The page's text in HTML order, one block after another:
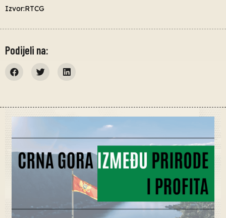
Izvor:RTCG
Podijeli na: